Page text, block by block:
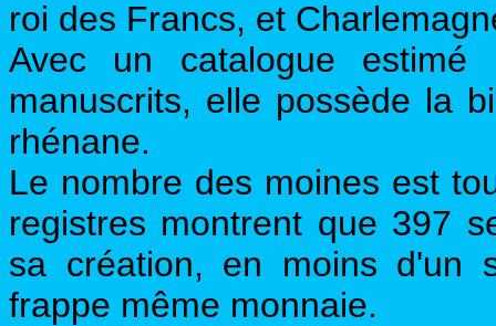
roi des Francs, et
Avec un catalogue
manuscrits, elle possède la
rhénane.
Le nombre des moines est
registres montrent que 397
sa création, en moins d'un
frappe même monnaie.